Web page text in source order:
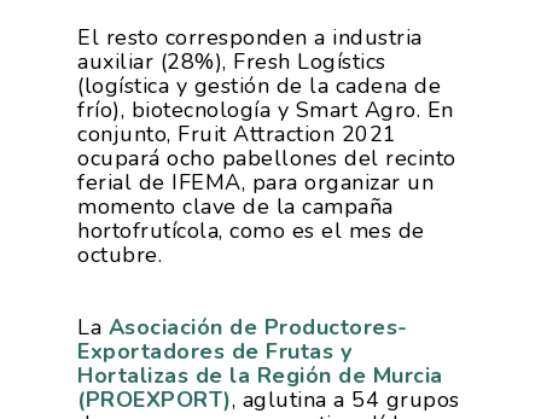
El resto corresponden a industria
auxiliar (28%), Fresh Logístics
(logística y gestión de la cadena de
frío), biotecnología y Smart Agro. En
conjunto, Fruit Attraction 2021
ocupará ocho pabellones del recinto
ferial de IFEMA, para organizar un
momento clave de la campaña
hortofrutícola, como es el mes de
octubre.
La Asociación de Productores-
Exportadores de Frutas y
Hortalizas de la Región de Murcia
(PROEXPORT), aglutina a 54 grupos
La Asociación
Nosotros
Corporativa
Números
Empresas
Mapa De Productores
Temas
Actualidad
AgroCIFRAS